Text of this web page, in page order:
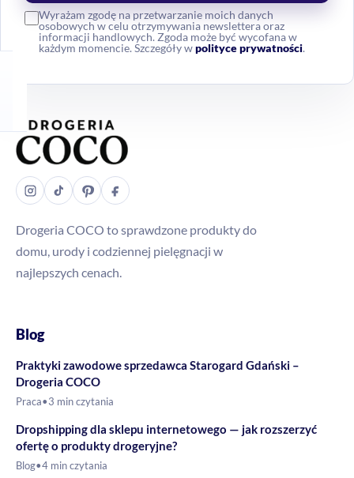
Wyrażam zgodę na przetwarzanie moich danych
osobowych w celu otrzymywania newslettera oraz
informacji handlowych. Zgoda może być wycofana w
każdym momencie. Szczegóły wpolityce prywatności.
Drogeria COCO to sprawdzone produkty do
domu, urody i codziennej pielęgnacji w
najlepszych cenach.
Blog
Praktyki zawodowe sprzedawca Starogard Gdański –
Drogeria COCO
Praca•3 min czytania
Dropshipping dla sklepu internetowego — jak rozszerzyć
ofertę o produkty drogeryjne?
Blog•4 min czytania